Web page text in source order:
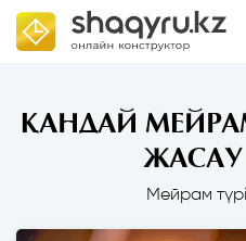
ҚАНДАЙ
ЖАСАУ
Мейрам